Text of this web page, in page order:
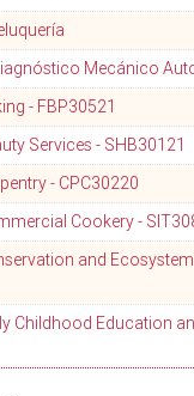
Mecánico
- FBP30521
Services - SHB30121
- CPC30220
Cookery -
and
Childhood Education